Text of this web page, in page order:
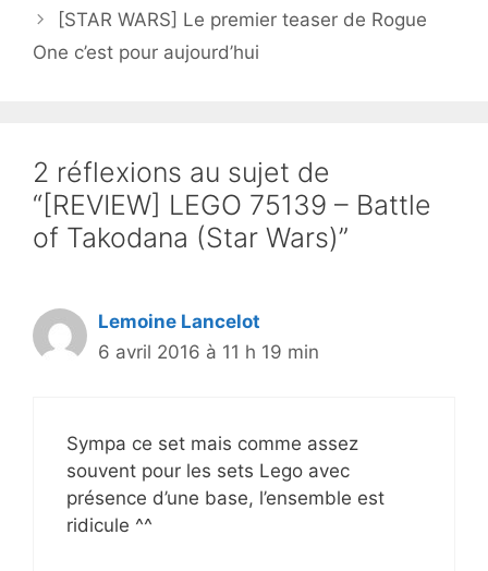
[STAR WARS] Le premier teaser de Rogue
One c’est pour aujourd’hui
2 réflexions au sujet de
“[REVIEW] LEGO 75139 – Battle
of Takodana (Star Wars)”
Lemoine Lancelot
6 avril 2016 à 11 h 19 min
Sympa ce set mais comme assez
souvent pour les sets Lego avec
présence d’une base, l’ensemble est
ridicule ^^